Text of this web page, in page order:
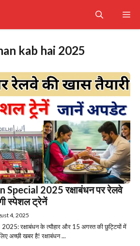
kab hai 2025
Special 2025 रक्षाबंधन पर रेलवे
स्पेशल ट्रेनें
4, 2025
रक्षाबंधन के त्यौहार और 15 अगस्त की छुट्टियों में
अच्छी खबर है! रक्षाबंधन ...